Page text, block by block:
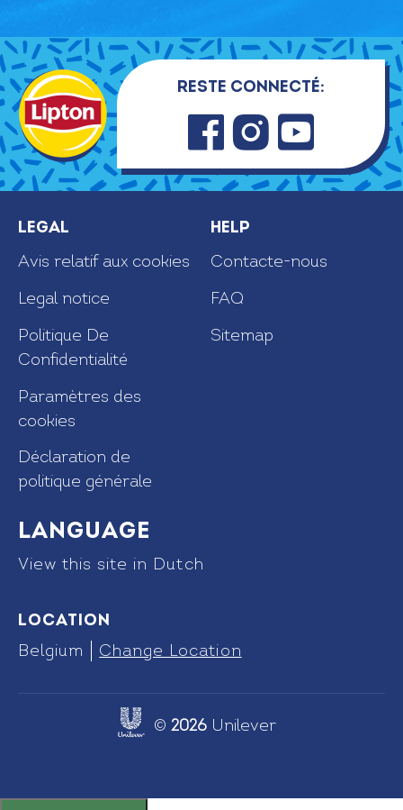
Reste connecté:
ook gram be
Legal
Avis relatif aux cookies
Legal notice
Politique De
Confidentialité
Paramètres des
cookies
Déclaration de
politique générale
Help
Contacte-nous
FAQ
Sitemap
Language
View this site in Dutch
Location
Belgium
Change Location
© 2026 Unilever